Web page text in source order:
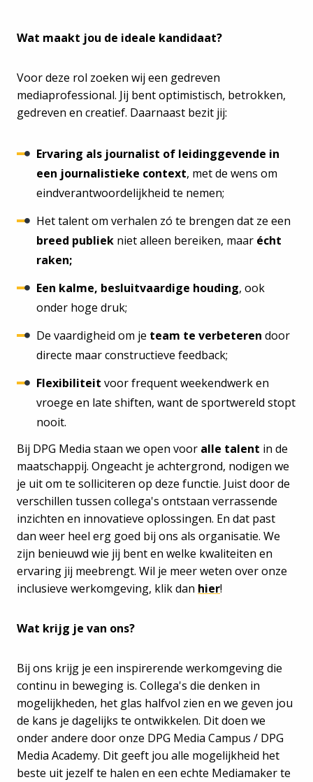
Wat maakt jou de ideale kandidaat?
Voor deze rol zoeken wij een gedreven
mediaprofessional. Jij bent optimistisch, betrokken,
gedreven en creatief. Daarnaast bezit jij:
Ervaring als journalist of leidinggevende in
een journalistieke context, met de wens om
eindverantwoordelijkheid te nemen;
Het talent om verhalen zó te brengen dat ze een
breed publiek niet alleen bereiken, maar écht
raken;
Een kalme, besluitvaardige houding, ook
onder hoge druk;
De vaardigheid om je team te verbeteren door
directe maar constructieve feedback;
Flexibiliteit voor frequent weekendwerk en
vroege en late shiften, want de sportwereld stopt
nooit.
Bij DPG Media staan we open voor alle talent in de
maatschappij. Ongeacht je achtergrond, nodigen we
je uit om te solliciteren op deze functie. Juist door de
verschillen tussen collega's ontstaan verrassende
inzichten en innovatieve oplossingen. En dat past
dan weer heel erg goed bij ons als organisatie. We
zijn benieuwd wie jij bent en welke kwaliteiten en
ervaring jij meebrengt. Wil je meer weten over onze
inclusieve werkomgeving, klik dan hier!
Wat krijg je van ons?
Bij ons krijg je een inspirerende werkomgeving die
continu in beweging is. Collega's die denken in
mogelijkheden, het glas halfvol zien en we geven jou
de kans je dagelijks te ontwikkelen. Dit doen we
onder andere door onze DPG Media Campus / DPG
Media Academy. Dit geeft jou alle mogelijkheid het
beste uit jezelf te halen en een echte Mediamaker te